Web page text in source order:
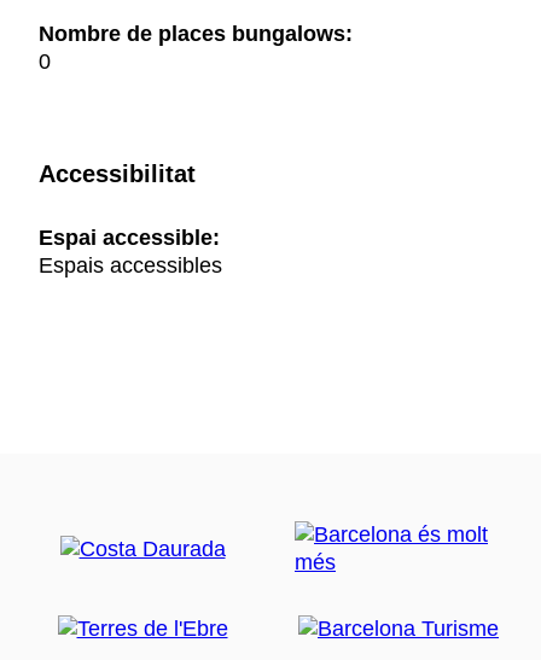
Nombre de places bungalows:
0
Accessibilitat
Espai accessible:
Espais accessibles